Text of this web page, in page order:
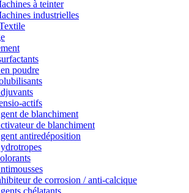
à teinter
industrielles
poudre
actifs
de blanchiment
de blanchiment
antiredéposition
de corrosion / anti-calcique
chélatants